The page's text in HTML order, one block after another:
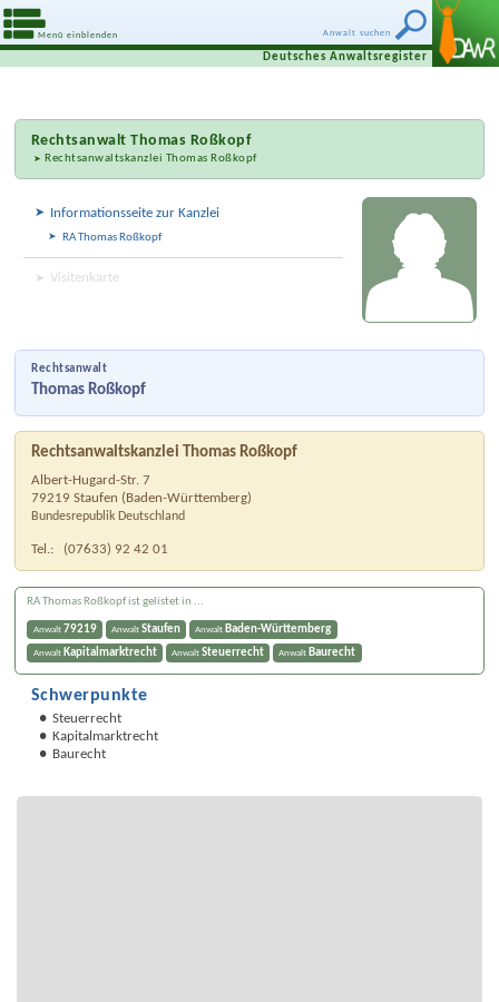
Anwalt suchen
Menü einblenden
Deutsches Anwaltsregister
RechtsanwaltThomas Roßkopf
Rechtsanwaltskanzlei Thomas Roßkopf
Informationsseite zur Kanzlei
RA Thomas Roßkopf
Visitenkarte
Rechtsanwalt
Thomas Roßkopf
Rechtsanwaltskanzlei Thomas Roßkopf
Albert-Hugard-Str. 7
79219 Staufen ( Baden-Württemberg)
Bundesrepublik Deutschland
Tel.: (07633) 92 42 01
RA Thomas Roßkopf ist gelistet in ...
Anwalt 79219 Anwalt Staufen Anwalt Baden-Württemberg
Anwalt Kapitalmarktrecht Anwalt Steuerrecht Anwalt Baurecht
Schwerpunkte
Steuerrecht
Kapitalmarktrecht
Baurecht